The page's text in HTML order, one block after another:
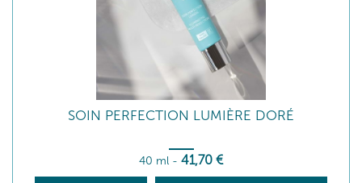
SOIN PERFECTION LUMIÈRE DORÉ
40 ml - 41,70 €